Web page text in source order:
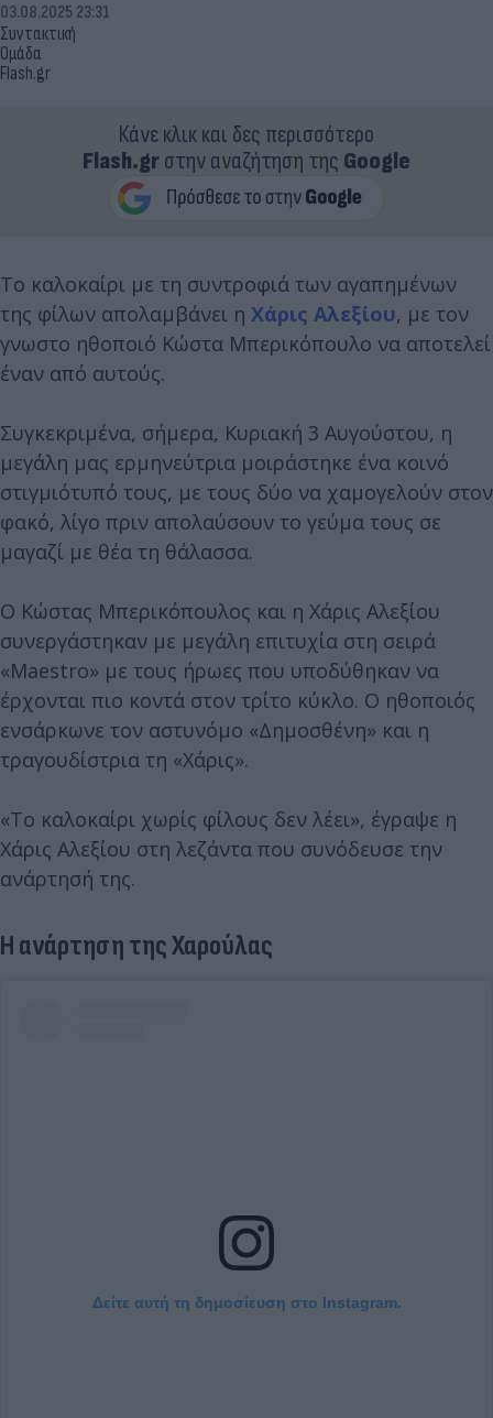
Συντακτική
Ομάδα
Flash.gr
03.08.2025 23:31
Κάνε κλικ και δες περισσότερο
Flash.grστην αναζήτηση της Google
Το καλοκαίρι με τη συντροφιά των αγαπημένων
της φίλων απολαμβάνει η Χάρις Αλεξίου, με τον
γνωστο ηθοποιό Κώστα Μπερικόπουλο να αποτελεί
έναν από αυτούς.
Συγκεκριμένα, σήμερα, Κυριακή 3 Αυγούστου, η
μεγάλη μας ερμηνεύτρια μοιράστηκε ένα κοινό
στιγμιότυπό τους, με τους δύο να χαμογελούν στον
φακό, λίγο πριν απολαύσουν το γεύμα τους σε
μαγαζί με θέα τη θάλασσα.
Ο Κώστας Μπερικόπουλος και η Χάρις Αλεξίου
συνεργάστηκαν με μεγάλη επιτυχία στη σειρά
«Maestro» με τους ήρωες που υποδύθηκαν να
έρχονται πιο κοντά στον τρίτο κύκλο. Ο ηθοποιός
ενσάρκωνε τον αστυνόμο «Δημοσθένη» και η
τραγουδίστρια τη «Χάρις».
«Το καλοκαίρι χωρίς φίλους δεν λέει», έγραψε η
Χάρις Αλεξίου στη λεζάντα που συνόδευσε την
ανάρτησή της.
Η ανάρτηση της Χαρούλας
Δείτε αυτή τη δημοσίευση στο Instagram.